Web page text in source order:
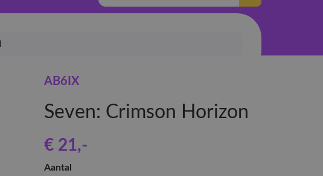
AB6IX
Seven: Crimson Horizon
€ 21,-
Aantal